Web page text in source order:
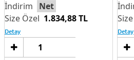
Net
1.834,88 TL
Detay
Sepete
Detay